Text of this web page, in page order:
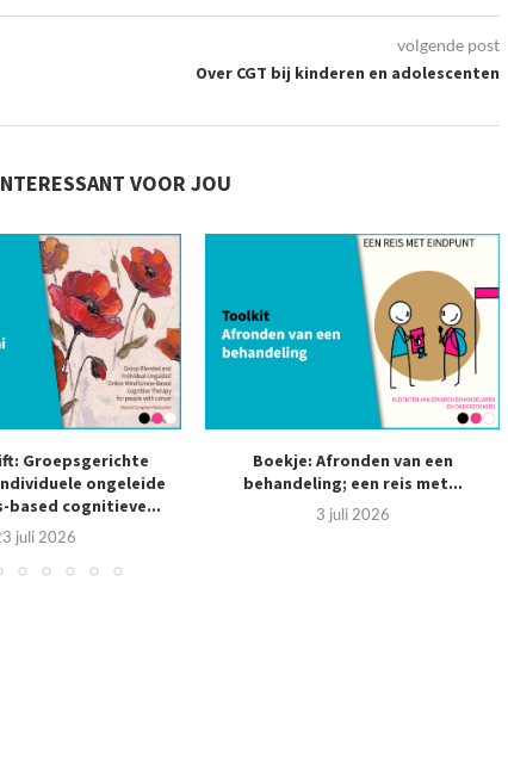
volgende post
Over CGT bij kinderen en adolescenten
VOOR JOU
Groepsgerichte
ongeleide
based cognitieve...
juli 2026
Boekje: Afronden van een
behandeling; een reis met...
3 juli 2026